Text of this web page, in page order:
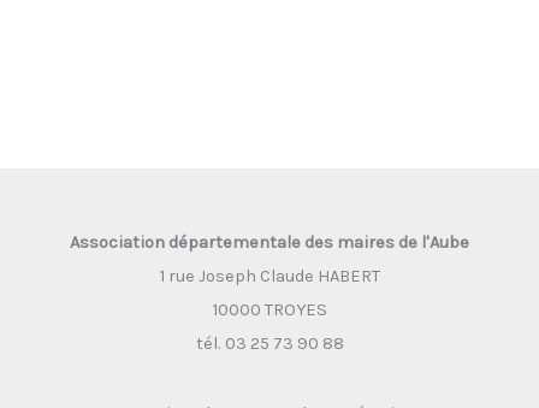
Association départementale des maires de l'Aube
1 rue Joseph Claude HABERT
10000 TROYES
tél. 03 25 73 90 88